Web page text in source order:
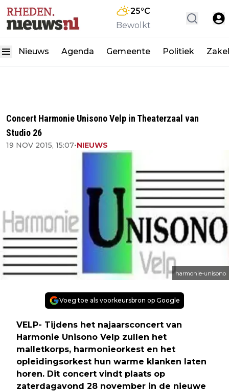
25°C
Bewolkt
Nieuws Agenda Gemeente Politiek
Concert Harmonie Unisono Velp in Theaterzaal van
Studio 26
19 NOV 2015, 15:07•NIEUWS
harmonie-unisono
Voeg toe als voorkeursbron op Google
VELP- Tijdens het najaarsconcert van
Harmonie Unisono Velp zullen het
malletkorps, harmonieorkest en het
opleidingsorkest hun warme klanken laten
horen. Dit concert vindt plaats op
zaterdagavond 28 november in de nieuwe